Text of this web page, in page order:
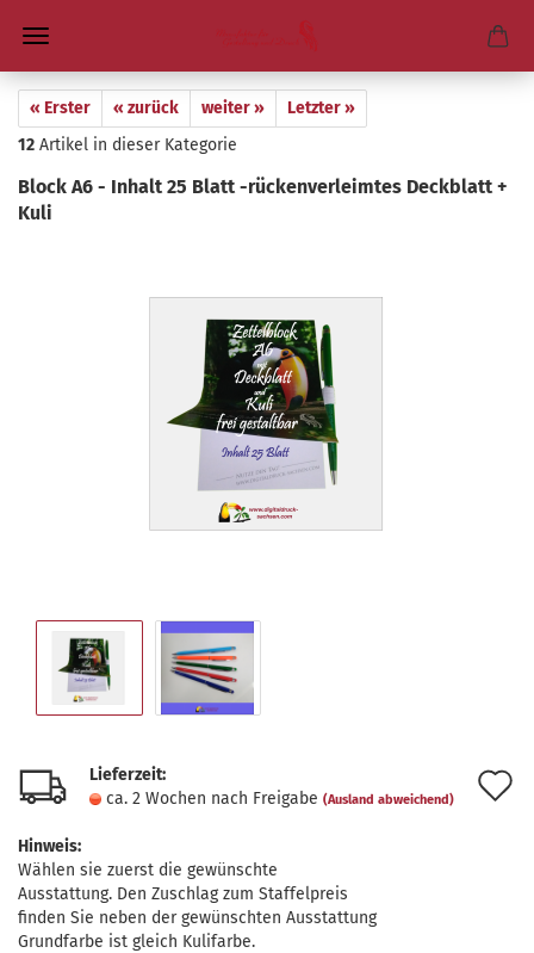
« Erster « zurück weiter »
Letzter »
12 Artikel in dieser Kategorie
Block A6 - In­halt 25 Blatt -​rückenverleimtes Deck­blatt +
Kuli
Lieferzeit:
ca. 2 Wochen nach Freigabe (Ausland abweichend)
Hinweis:
Wählen sie zuerst die gewünschte
Ausstattung. Den Zuschlag zum Staffelpreis
finden Sie neben der gewünschten Ausstattung
Grundfarbe ist gleich Kulifarbe.